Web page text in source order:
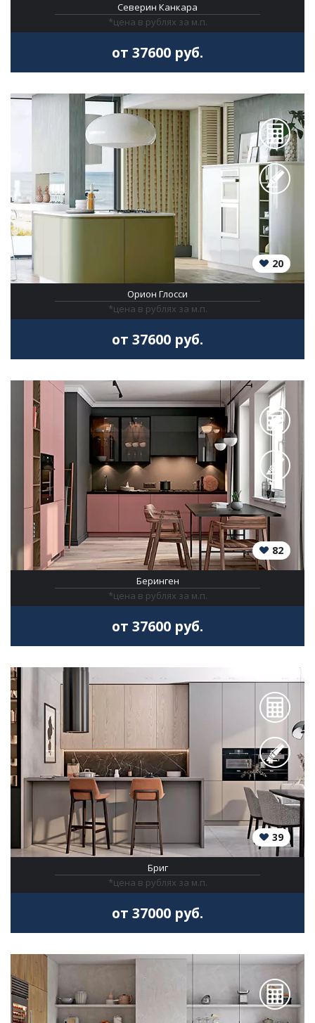
Северин Канкара
*цена в рублях за м.п.
от 37600 руб.
20
Орион Глосси
*цена в рублях за м.п.
от 37600 руб.
82
Беринген
*цена в рублях за м.п.
от 37600 руб.
39
Бриг
*цена в рублях за м.п.
от 37000 руб.